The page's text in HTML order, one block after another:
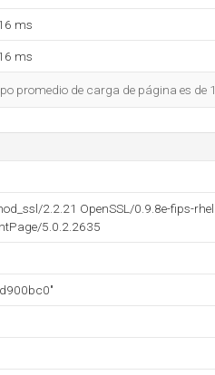
ms
ms
promedio de carga de página es de
2.2.21 OpenSSL/0.9.8e-fips-
5.0.2.2635